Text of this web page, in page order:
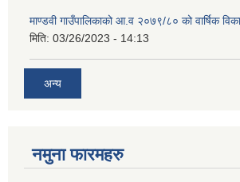
माण्डवी गाउँपालिकाको आ.व २०७९/८० को वार्षिक
मिति: 03/26/2023 - 14:13
अन्य
नमुना फारमहरु